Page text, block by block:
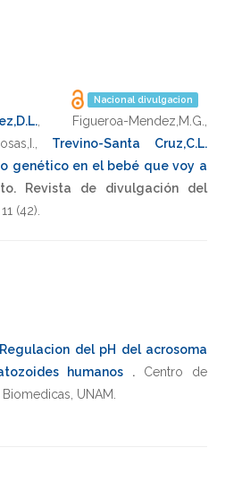
Nacional divulgacion
, Figueroa-Mendez,M.G.
Trevino-Santa Cruz,C.L.
genético en el bebé que voy a
Revista de divulgación del
11 (42).
Regulacion del pH del acrosoma
humanos .
Centro de
UNAM